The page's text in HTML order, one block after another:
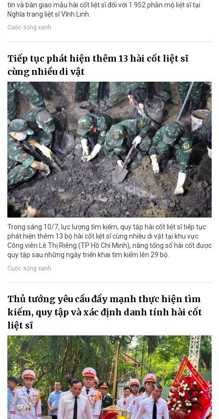
tin và bàn giao mẫu hài cốt liệt sĩ đối với 1.952 phần mộ liệt sĩ tại
Nghĩa trang liệt sĩ Vĩnh Linh.
Cuộc sống xanh
Tiếp tục phát hiện thêm 13 hài cốt liệt sĩ
cùng nhiều di vật
Trong sáng 10/7, lực lượng tìm kiếm, quy tập hài cốt liệt sĩ tiếp tục
phát hiện thêm 13 bộ hài cốt liệt sĩ cùng nhiều di vật tại khu vực
Công viên Lê Thị Riêng (TP Hồ Chí Minh), nâng tổng số hài cốt được
quy tập sau những ngày triển khai tìm kiếm lên 29 bộ.
Cuộc sống xanh
Thủ tướng yêu cầu đẩy mạnh thực hiện tìm
kiếm, quy tập và xác định danh tính hài cốt
liệt sĩ